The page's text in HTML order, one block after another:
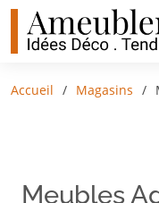
Accueil Magasins
Meubles